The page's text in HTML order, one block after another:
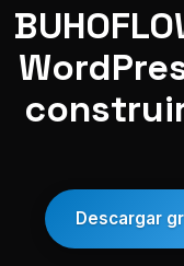
Descargar